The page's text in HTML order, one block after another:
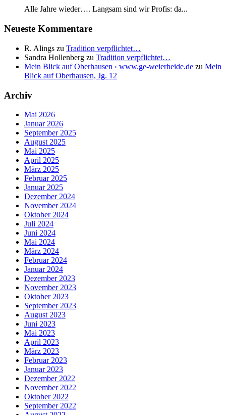
Alle Jahre wieder…. Langsam sind wir Profis: da...
Neueste Kommentare
R. Alings zu Tradition verpflichtet…
Sandra Hollenberg zu Tradition verpflichtet…
Mein Blick auf Oberhausen ‹ www.ge-weierheide.de zu Mein
Blick auf Oberhausen, Jg. 12
Archiv
Mai 2026
Januar 2026
September 2025
August 2025
Mai 2025
April 2025
März 2025
Februar 2025
Januar 2025
Dezember 2024
November 2024
Oktober 2024
Juli 2024
Juni 2024
Mai 2024
März 2024
Februar 2024
Januar 2024
Dezember 2023
November 2023
Oktober 2023
September 2023
August 2023
Juni 2023
Mai 2023
April 2023
März 2023
Februar 2023
Januar 2023
Dezember 2022
November 2022
Oktober 2022
September 2022